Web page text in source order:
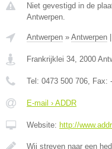
Niet gevestigd in de
Antwerpen.
Antwerpen » Antwerpen
Frankrijklei 34 2000
Tel: 0473 500 706 , Fax: -
E-mail › ADDR
Website: http://
Wij streven naar een